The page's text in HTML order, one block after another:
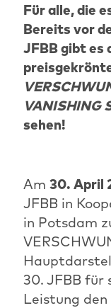
Für alle, die
Bereits vor
JFBB gibt es
VANISHING
sehen!
Am 30. April
JFBB in
in Potsdam
30. JFBB für
Leistung